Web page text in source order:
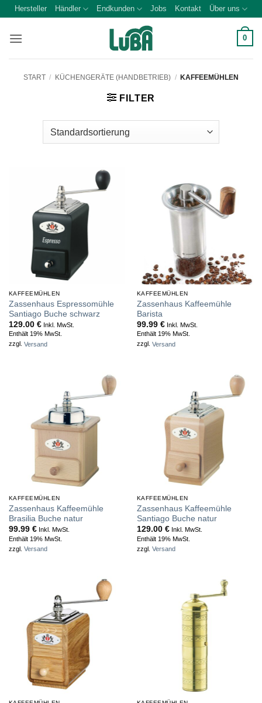
Zum
springen
Hersteller Händler Endkunden Jobs Kontakt Über uns
0
START / KÜCHENGERÄTE (HANDBETRIEB) / KAFFEEMÜHLEN
FILTER
KAFFEEMÜHLEN
Zassenhaus Espressomühle
Santiago Buche schwarz
129.00 €Inkl. MwSt.
Enthält 19% MwSt.
zzgl. Versand
KAFFEEMÜHLEN
Zassenhaus Kaffeemühle
Barista
99.99 €Inkl. MwSt.
Enthält 19% MwSt.
zzgl. Versand
KAFFEEMÜHLEN
Zassenhaus Kaffeemühle
Brasilia Buche natur
99.99 €Inkl. MwSt.
Enthält 19% MwSt.
zzgl. Versand
KAFFEEMÜHLEN
Zassenhaus Kaffeemühle
Santiago Buche natur
129.00 €Inkl. MwSt.
Enthält 19% MwSt.
zzgl. Versand